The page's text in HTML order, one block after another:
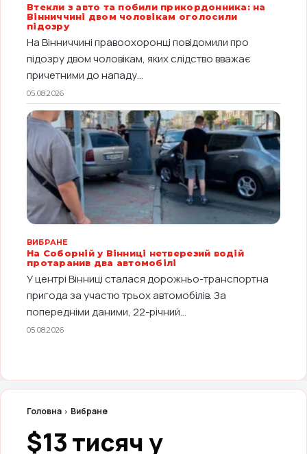
Втекли з авто та побили прикордонника: на
Вінниччині двом чоловікам оголосили
підозру
На Вінниччині правоохоронці повідомили про
підозру двом чоловікам, яких слідство вважає
причетними до нападу...
05.08.2026
ВИБРАНЕ
На Соборній у Вінниці нетверезий водій
протаранив два автомобілі
У центрі Вінниці сталася дорожньо-транспортна
пригода за участю трьох автомобілів. За
попередніми даними, 22-річний...
05.08.2026